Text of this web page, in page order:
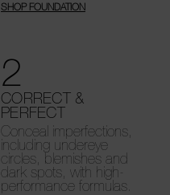
SHOP FOUNDATION
2
CORRECT &
PERFECT
Conceal imperfections,
including undereye
circles, blemishes and
dark spots, with high-
performance formulas.